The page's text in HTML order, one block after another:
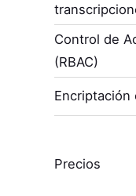
Control de
(RBAC)
Encriptación
Precios